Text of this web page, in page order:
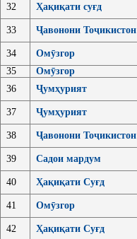
32 Ҳақиқати суғд
33 Ҷавонони Тоҷикистон
34
Омӯзгор
35
Омӯзгор
36
Ҷумҳурият
37 Ҷумҳурият
38 Ҷавонони Тоҷикистон
39 Садои мардум
40 Ҳақиқати Суғд
41 Омӯзгор
42 Ҳақиқати Суғд